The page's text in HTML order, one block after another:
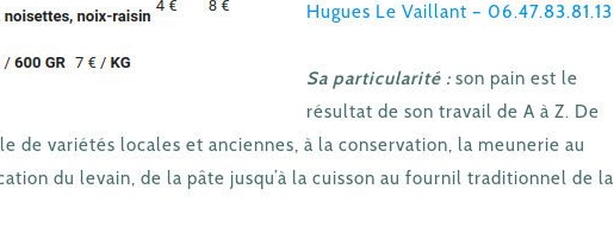
Hugues Le Vaillant – 06.47.83.81.13
Sa particularité : son pain est le
résultat de son travail de A à Z. De
de variétés locales et anciennes, à la conservation, la meunerie au
du levain, de la pâte jusqu’à la cuisson au fournil traditionnel de la